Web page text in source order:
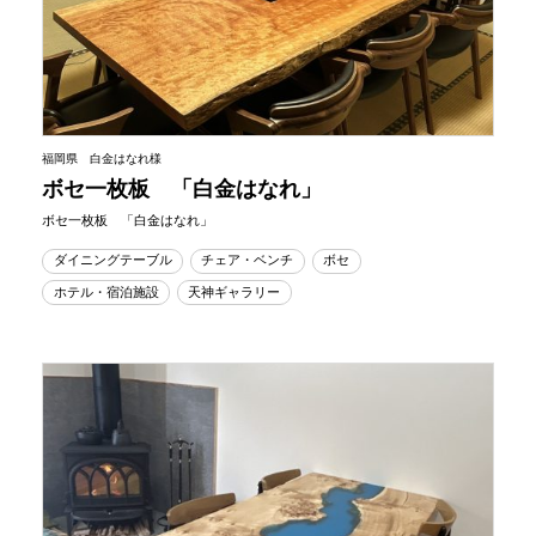
福岡県 白金はなれ様
ボセ一枚板 「白金はなれ」
ボセ一枚板 「白金はなれ」
ダイニングテーブル チェア・ベンチ
ボセ
ホテル・宿泊施設
天神ギャラリー